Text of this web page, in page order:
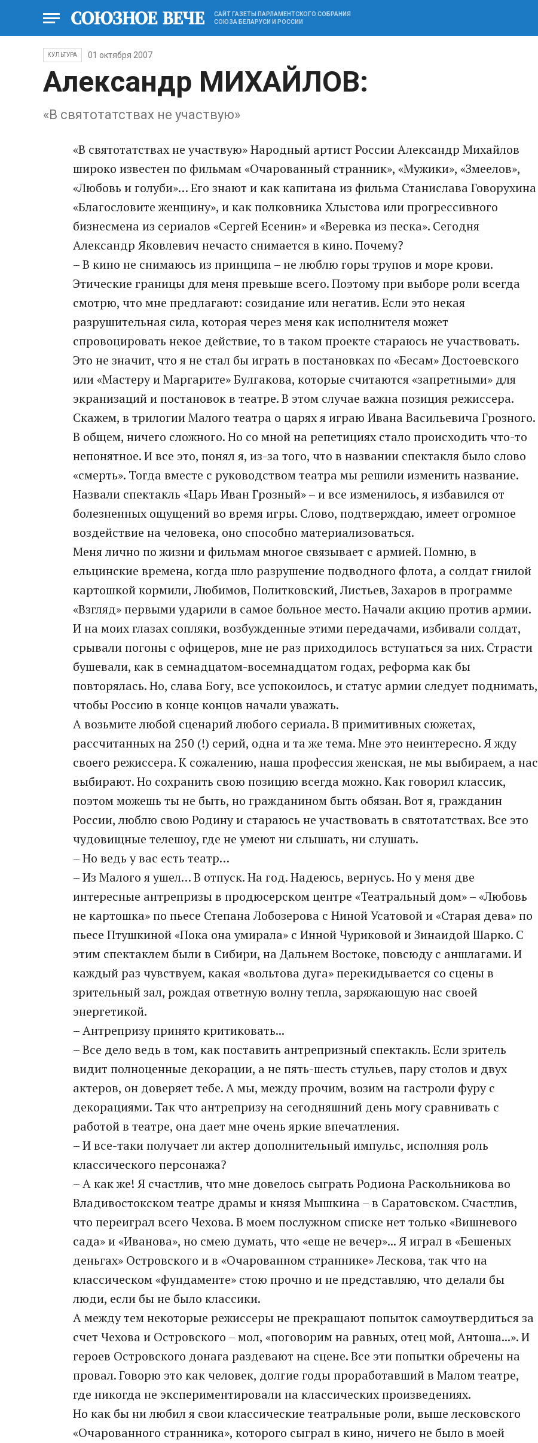
САЙТ ГАЗЕТЫ ПАРЛАМЕНТСКОГО СОБРАНИЯ
СОЮЗА БЕЛАРУСИ И РОССИИ
КУЛЬТУРА 01 октября 2007
Александр МИХАЙЛОВ:
«В святотатствах не участвую»
«В святотатствах не участвую» Народный артист России Александр Михайлов
широко известен по фильмам «Очарованный странник», «Мужики», «Змеелов»,
«Любовь и голуби»… Его знают и как капитана из фильма Станислава Говорухина
«Благословите женщину», и как полковника Хлыстова или прогрессивного
бизнесмена из сериалов «Сергей Есенин» и «Веревка из песка». Сегодня
Александр Яковлевич нечасто снимается в кино. Почему?
– В кино не снимаюсь из принципа – не люблю горы трупов и море крови.
Этические границы для меня превыше всего. Поэтому при выборе роли всегда
смотрю, что мне предлагают: созидание или негатив. Если это некая
разрушительная сила, которая через меня как исполнителя может
спровоцировать некое действие, то в таком проекте стараюсь не участвовать.
Это не значит, что я не стал бы играть в постановках по «Бесам» Достоевского
или «Мастеру и Маргарите» Булгакова, которые считаются «запретными» для
экранизаций и постановок в театре. В этом случае важна позиция режиссера.
Скажем, в трилогии Малого театра о царях я играю Ивана Васильевича Грозного.
В общем, ничего сложного. Но со мной на репетициях стало происходить что-то
непонятное. И все это, понял я, из-за того, что в названии спектакля было слово
«смерть». Тогда вместе с руководством театра мы решили изменить название.
Назвали спектакль «Царь Иван Грозный» – и все изменилось, я избавился от
болезненных ощущений во время игры. Слово, подтверждаю, имеет огромное
воздействие на человека, оно способно материализоваться.
Меня лично по жизни и фильмам многое связывает с армией. Помню, в
ельцинские времена, когда шло разрушение подводного флота, а солдат гнилой
картошкой кормили, Любимов, Политковский, Листьев, Захаров в программе
«Взгляд» первыми ударили в самое больное место. Начали акцию против армии.
И на моих глазах сопляки, возбужденные этими передачами, избивали солдат,
срывали погоны с офицеров, мне не раз приходилось вступаться за них. Страсти
бушевали, как в семнадцатом-восемнадцатом годах, реформа как бы
повторялась. Но, слава Богу, все успокоилось, и статус армии следует поднимать,
чтобы Россию в конце концов начали уважать.
А возьмите любой сценарий любого сериала. В примитивных сюжетах,
рассчитанных на 250 (!) серий, одна и та же тема. Мне это неинтересно. Я жду
своего режиссера. К сожалению, наша профессия женская, не мы выбираем, а нас
выбирают. Но сохранить свою позицию всегда можно. Как говорил классик,
поэтом можешь ты не быть, но гражданином быть обязан. Вот я, гражданин
России, люблю свою Родину и стараюсь не участвовать в святотатствах. Все это
чудовищные телешоу, где не умеют ни слышать, ни слушать.
– Но ведь у вас есть театр…
– Из Малого я ушел… В отпуск. На год. Надеюсь, вернусь. Но у меня две
интересные антрепризы в продюсерском центре «Театральный дом» – «Любовь
не картошка» по пьесе Степана Лобозерова с Ниной Усатовой и «Старая дева» по
пьесе Птушкиной «Пока она умирала» с Инной Чуриковой и Зинаидой Шарко. С
этим спектаклем были в Сибири, на Дальнем Востоке, повсюду с аншлагами. И
каждый раз чувствуем, какая «вольтова дуга» перекидывается со сцены в
зрительный зал, рождая ответную волну тепла, заряжающую нас своей
энергетикой.
– Антрепризу принято критиковать...
– Все дело ведь в том, как поставить антрепризный спектакль. Если зритель
видит полноценные декорации, а не пять-шесть стульев, пару столов и двух
актеров, он доверяет тебе. А мы, между прочим, возим на гастроли фуру с
декорациями. Так что антрепризу на сегодняшний день могу сравнивать с
работой в театре, она дает мне очень яркие впечатления.
– И все-таки получает ли актер дополнительный импульс, исполняя роль
классического персонажа?
– А как же! Я счастлив, что мне довелось сыграть Родиона Раскольникова во
Владивостокском театре драмы и князя Мышкина – в Саратовском. Счастлив,
что переиграл всего Чехова. В моем послужном списке нет только «Вишневого
сада» и «Иванова», но смею думать, что «еще не вечер»... Я играл в «Бешеных
деньгах» Островского и в «Очарованном страннике» Лескова, так что на
классическом «фундаменте» стою прочно и не представляю, что делали бы
люди, если бы не было классики.
А между тем некоторые режиссеры не прекращают попыток самоутвердиться за
счет Чехова и Островского – мол, «поговорим на равных, отец мой, Антоша...». И
героев Островского донага раздевают на сцене. Все эти попытки обречены на
провал. Говорю это как человек, долгие годы проработавший в Малом театре,
где никогда не экспериментировали на классических произведениях.
Но как бы ни любил я свои классические театральные роли, выше лесковского
«Очарованного странника», которого сыграл в кино, ничего не было в моей